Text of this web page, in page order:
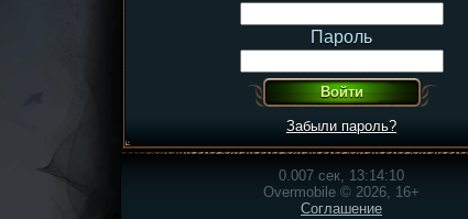
Пароль
Забыли пароль?
0.007 сек, 13:14:10
Overmobile © 2026, 16+
Соглашение